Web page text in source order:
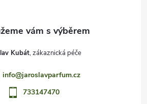
Kubát
info@jaroslavparfum.cz
733147470